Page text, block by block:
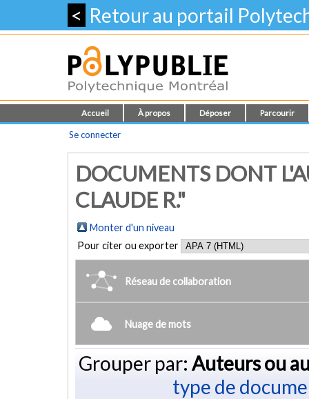
< Retour au portail
Accueil À propos Déposer Parcourir
Se connecter
DOCUMENTS DONT
CLAUDE R."
Monter d'un niveau
Pour citer ou exporter
Réseau de collaboration
Nuage de mots
Grouper par: Auteurs ou
type de